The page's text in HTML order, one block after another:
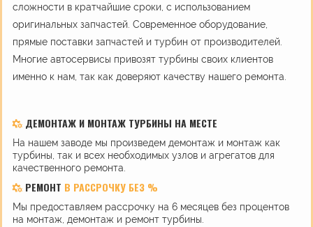
сложности в кратчайшие сроки, с использованием
оригинальных запчастей. Современное оборудование,
прямые поставки запчастей и турбин от производителей.
Многие автосервисы привозят турбины своих клиентов
именно к нам, так как доверяют качеству нашего ремонта.
ДЕМОНТАЖ И МОНТАЖ ТУРБИНЫ НА МЕСТЕ
На нашем заводе мы произведем демонтаж и монтаж как
турбины, так и всех необходимых узлов и агрегатов для
качественного ремонта.
РЕМОНТ В РАССРОЧКУ БЕЗ %
Мы предоставляем рассрочку на 6 месяцев без процентов
на монтаж, демонтаж и ремонт турбины.